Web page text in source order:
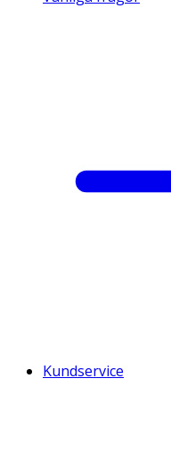
Kundservice